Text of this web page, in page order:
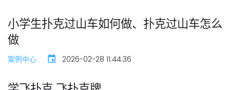
小学生扑克过山车如何做、扑克过山车怎么
做
案例中心 2026-02-28 11:44:36